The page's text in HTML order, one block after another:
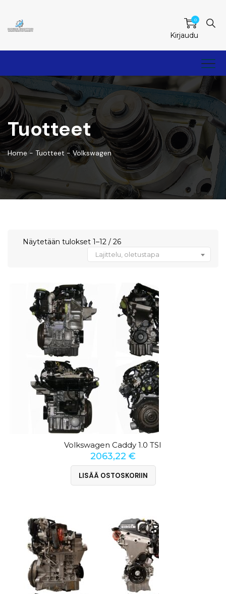
0
Kirjaudu
Tuotteet
Home- Tuotteet -Volkswagen
Näytetään tulokset 1–12 / 26
Lajittelu, oletustapa
Volkswagen Caddy 1.0 TSI
2063,22 €
LISÄÄ OSTOSKORIIN